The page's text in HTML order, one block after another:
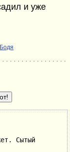
и уже
Бодя
Сытый